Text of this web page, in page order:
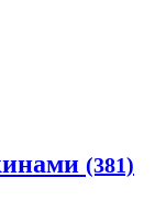
(381)